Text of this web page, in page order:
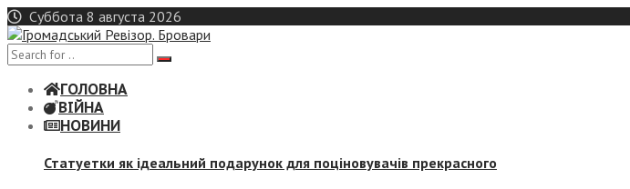
Skip
to
content
Суббота 8 августа 2026
ГОЛОВНА
ВІЙНА
НОВИНИ
Статуетки як ідеальний подарунок для поціновувачів прекрасного